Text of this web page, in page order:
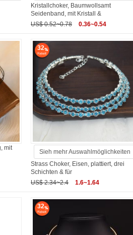
Kristallchoker, Baumwollsamt
Seidenband, mit Kristall &
US$ 0.52~0.78
0.36~0.54
mit
32
Sieh mehr Auswahlmöglichkeiten
Strass Choker, Eisen, plattiert, drei
Schichten & für
US$ 2.34~2.4
1.6~1.64
32